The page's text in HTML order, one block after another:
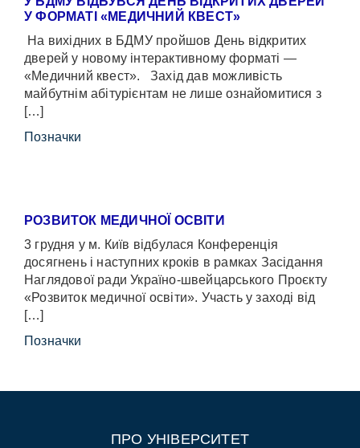
У ФОРМАТІ «МЕДИЧНИЙ КВЕСТ»
На вихідних в БДМУ пройшов День відкритих
дверей у новому інтерактивному форматі —
«Медичний квест». Захід дав можливість
майбутнім абітурієнтам не лише ознайомитися з
[…]
Позначки
РОЗВИТОК МЕДИЧНОЇ ОСВІТИ
3 грудня у м. Київ відбулася Конференція
досягнень і наступних кроків в рамках Засідання
Наглядової ради Україно-швейцарського Проєкту
«Розвиток медичної освіти». Участь у заході від
[…]
Позначки
ПРО УНІВЕРСИТЕТ